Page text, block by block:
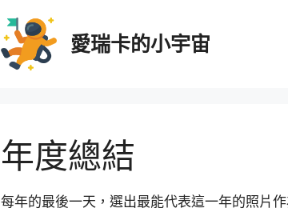
愛瑞卡的小宇宙
年度總結
每年的最後一天，選出最能代表這一年的照片作